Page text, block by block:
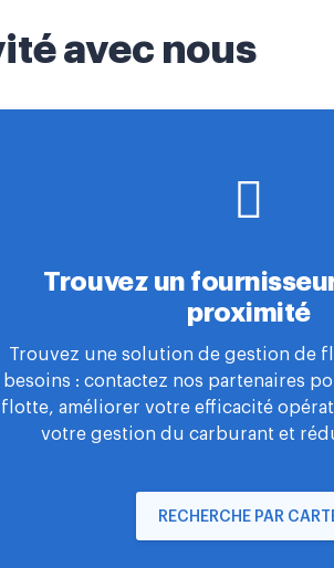
avec nous
Trouvez un
proximité
Trouvez une solution de gestion de
besoins : contactez nos partenaires
flotte, améliorer votre efficacité
votre gestion du carburant et
RECHERCHE PAR